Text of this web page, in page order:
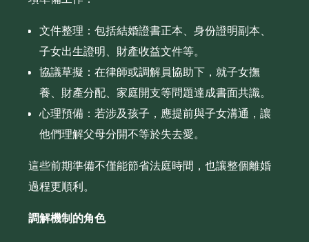
文件整理：包括結婚證書正本、身份證明副本、
子女出生證明、財產收益文件等。
協議草擬：在律師或調解員協助下，就子女撫
養、財產分配、家庭開支等問題達成書面共識。
心理預備：若涉及孩子，應提前與子女溝通，讓
他們理解父母分開不等於失去愛。
這些前期準備不僅能節省法庭時間，也讓整個離婚
過程更順利。
調解機制的角色